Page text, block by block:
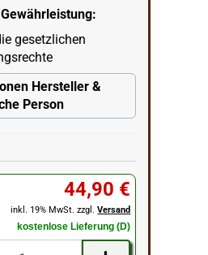
gesetzlichen
Hersteller &
Person
44,90 €
inkl. 19% MwSt. zzgl.Versand
kostenlose Lieferung (D)